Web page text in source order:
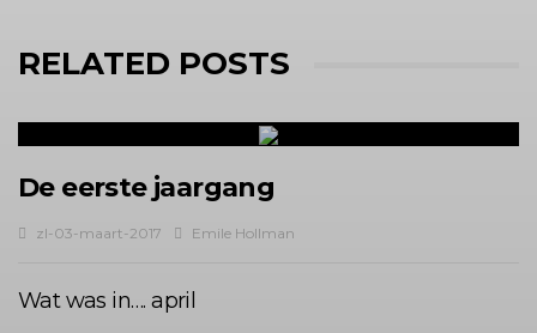
RELATED POSTS
De eerste jaargang
zl-03-maart-2017 Emile Hollman
Wat was in…. april